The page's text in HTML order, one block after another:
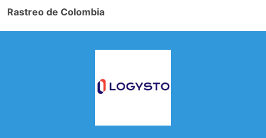
Rastreo de Colombia